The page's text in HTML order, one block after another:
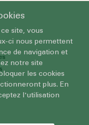
site, vous
ci nous permettent
de navigation et
notre site
les cookies
plus. En
l'utilisation